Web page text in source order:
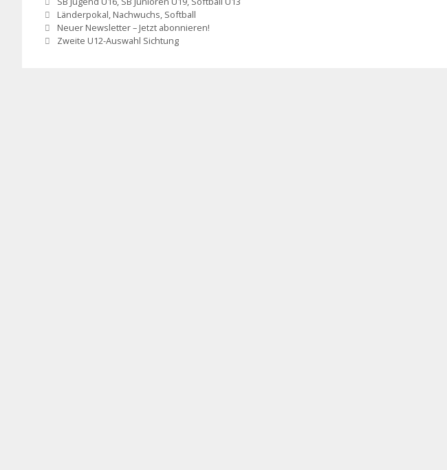
Schlagwörter
Länderpokal, Nachwuchs, Softball
Neuer Newsletter – Jetzt abonnieren!
Zweite U12-Auswahl Sichtung